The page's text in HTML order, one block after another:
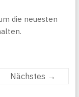
die neuesten
Nächstes →